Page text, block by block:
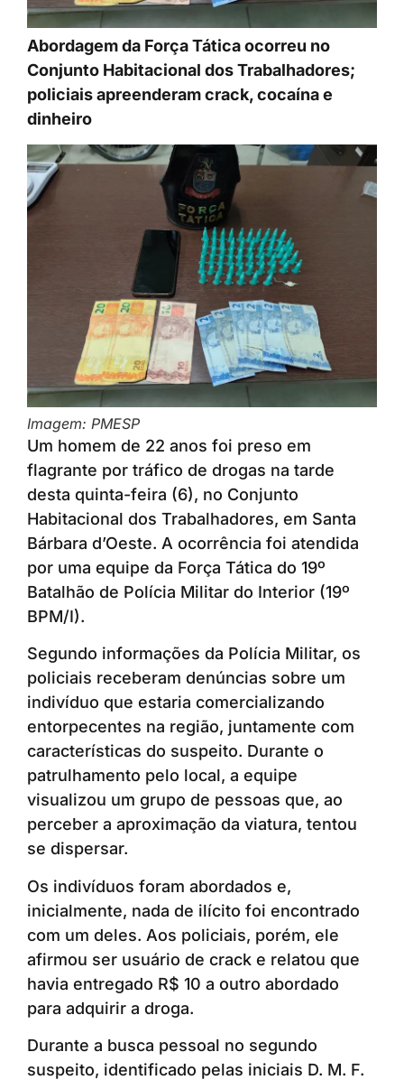
Abordagem da Força Tática ocorreu no
Conjunto Habitacional dos Trabalhadores;
policiais apreenderam crack, cocaína e
dinheiro
Imagem: PMESP
Um homem de 22 anos foi preso em
flagrante por tráfico de drogas na tarde
desta quinta-feira (6), no Conjunto
Habitacional dos Trabalhadores, em Santa
Bárbara d’Oeste. A ocorrência foi atendida
por uma equipe da Força Tática do 19º
Batalhão de Polícia Militar do Interior (19º
BPM/I).
Segundo informações da Polícia Militar, os
policiais receberam denúncias sobre um
indivíduo que estaria comercializando
entorpecentes na região, juntamente com
características do suspeito. Durante o
patrulhamento pelo local, a equipe
visualizou um grupo de pessoas que, ao
perceber a aproximação da viatura, tentou
se dispersar.
Os indivíduos foram abordados e,
inicialmente, nada de ilícito foi encontrado
com um deles. Aos policiais, porém, ele
afirmou ser usuário de crack e relatou que
havia entregado R$ 10 a outro abordado
para adquirir a droga.
Durante a busca pessoal no segundo
suspeito, identificado pelas iniciais D. M. F.